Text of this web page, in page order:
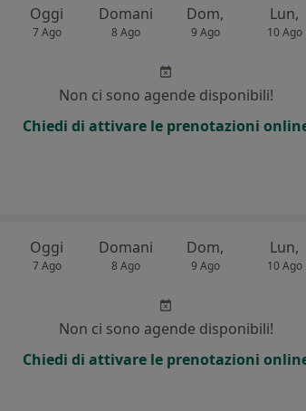
Oggi
7 Ago
Domani
8 Ago
Dom,
9 Ago
Lun,
10 Ago
Non ci sono agende disponibili!
Chiedi di attivare le prenotazioni
Oggi
7 Ago
Domani
8 Ago
Dom,
9 Ago
Lun,
10 Ago
Non ci sono agende disponibili!
Chiedi di attivare le prenotazioni